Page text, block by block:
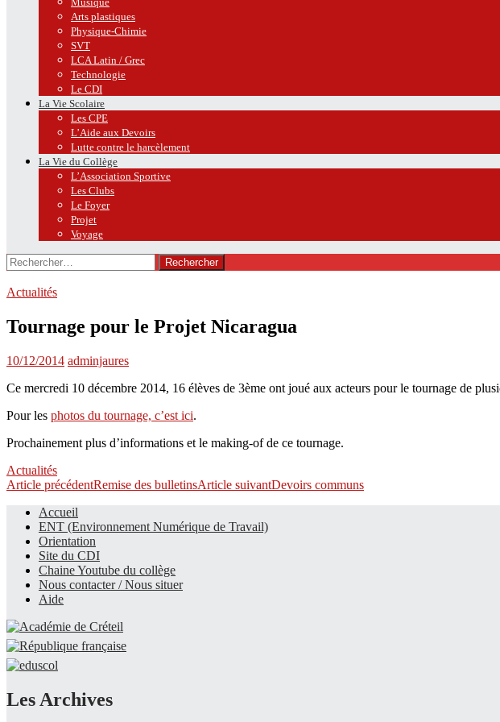
Arts plastiques
Physique-Chimie
SVT
LCA Latin / Grec
Technologie
Le CDI
La Vie Scolaire
Les CPE
L’Aide aux Devoirs
Lutte contre le harcèlement
La Vie du Collège
L’Association Sportive
Les Clubs
Le Foyer
Projet
Voyage
Rechercher :
Actualités
Tournage pour le Projet Nicaragua
10/12/2014 adminjaures
Ce mercredi 10 décembre 2014, 16 élèves de 3ème ont joué aux acteurs pour le tournage de
Pour les photos du tournage, c’est ici.
Prochainement plus d’informations et le making-of de ce tournage.
Actualités
Navigation
des
articles
Article précédentRemise des bulletinsArticle suivantDevoirs communs
Le site du collège
Accueil
ENT (Environnement Numérique de Travail)
Orientation
Site du CDI
Chaine Youtube du collège
Nous contacter / Nous situer
Aide
Les Archives